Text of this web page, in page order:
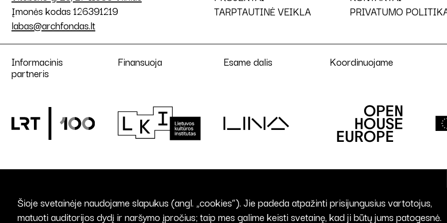
Įmonės kodas 126391219
labas@archfondas.lt
TARPTAUTINĖ VEIKLA
PRIVATUMO
Informacinis
partneris
Finansuoja Esame dalis Koordinuojame
Šioje svetainėje naudojame slapukus (angl. „cookies“). Jie padeda atpažinti prisijungusius vartotojus,
matuoti auditorijos dydį ir naršymo įpročius; taip mes galime keisti svetainę, kad ji būtų jums patogesnė.